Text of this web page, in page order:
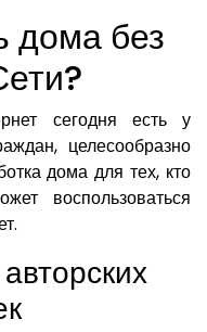
дома без
сегодня есть у
целесообразно
дома для тех, кто
воспользоваться